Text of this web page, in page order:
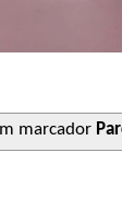
marcador